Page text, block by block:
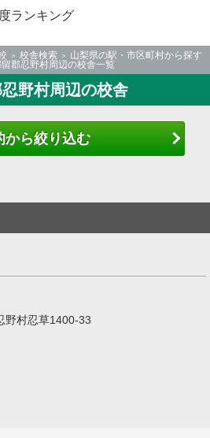
ランキング
校舎検索
山梨県の駅・市区町村から探す
郡忍野村周辺の校舎一覧
野村周辺の校舎
から絞り込む
野村忍草1400-33